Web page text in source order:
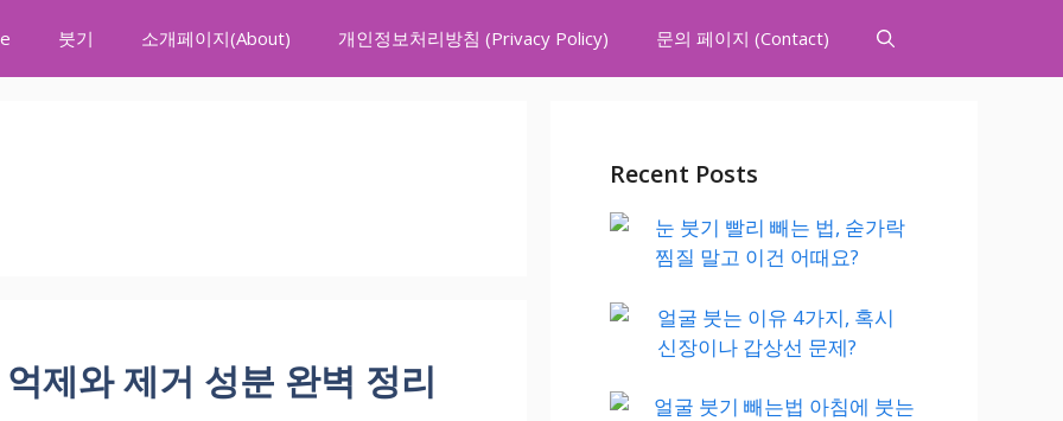
붓기 소개페이지(About) 개인정보처리방침 (Privacy Policy) 문의 페이지 (Contact)
제와 제거 성분 완벽 정리
Recent Posts
눈 붓기 빨리 빼는 법, 숟가락
찜질 말고 이건 어때요?
얼굴 붓는 이유 4가지, 혹시
신장이나 갑상선 문제?
얼굴 붓기 빼는법 아침에 붓는